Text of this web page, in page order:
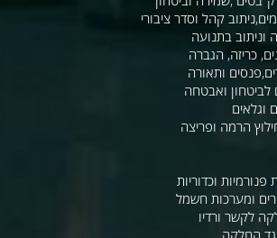
קהל וסדר ציבורי
וניתוב בתנועה
כריזה, הגברה
ותאורה
לביטחון ואבטחה
וגלאים
הרמה ופריצה
פנורמיות וכדוריות
ומערכות חשמל
לקשר ורדיו
החלקה